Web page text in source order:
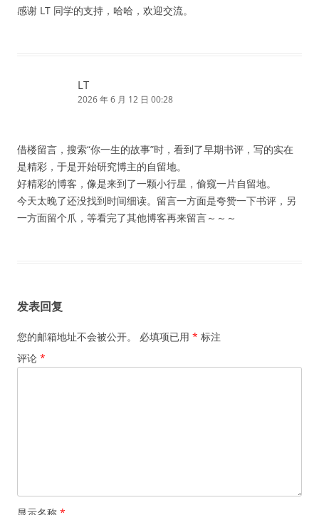
感谢 LT 同学的支持，哈哈，欢迎交流。
LT
2026 年 6 月 12 日 00:28
借楼留言，搜索“你一生的故事”时，看到了早期书评，写的实在
是精彩，于是开始研究博主的自留地。
好精彩的博客，像是来到了一颗小行星，偷窥一片自留地。
今天太晚了还没找到时间细读。留言一方面是夸赞一下书评，另
一方面留个爪，等看完了其他博客再来留言～～～
发表回复
您的邮箱地址不会被公开。 必填项已用 * 标注
评论 *